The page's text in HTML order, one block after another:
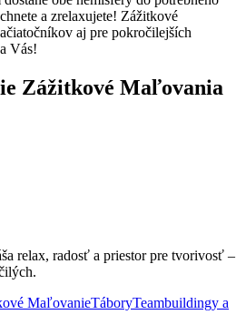
a zrelaxujete! Zážitkové
aj pre pokročilejších
Vás!
Zážitkové Maľovania
relax, radosť a priestor pre tvorivosť –
MaľovanieTáboryTeambuildingy a